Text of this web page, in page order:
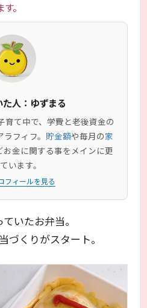
。
人：ゆずまる
育て中で、学費と老後資金の
フィフ。 貯金額や毎月の家
お金に関する事をメインに更
います。
フィールを見る
いたお弁当。
づくりがスタート。